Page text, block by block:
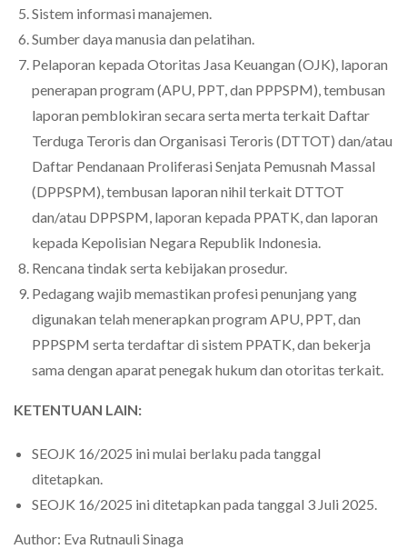
Sistem informasi manajemen.
Sumber daya manusia dan pelatihan.
Pelaporan kepada Otoritas Jasa Keuangan (OJK), laporan
penerapan program (APU, PPT, dan PPPSPM), tembusan
laporan pemblokiran secara serta merta terkait Daftar
Terduga Teroris dan Organisasi Teroris (DTTOT) dan/atau
Daftar Pendanaan Proliferasi Senjata Pemusnah Massal
(DPPSPM), tembusan laporan nihil terkait DTTOT
dan/atau DPPSPM, laporan kepada PPATK, dan laporan
kepada Kepolisian Negara Republik Indonesia.
Rencana tindak serta kebijakan prosedur.
Pedagang wajib memastikan profesi penunjang yang
digunakan telah menerapkan program APU, PPT, dan
PPPSPM serta terdaftar di sistem PPATK, dan bekerja
sama dengan aparat penegak hukum dan otoritas terkait.
KETENTUAN LAIN:
SEOJK 16/2025 ini mulai berlaku pada tanggal
ditetapkan.
SEOJK 16/2025 ini ditetapkan pada tanggal 3 Juli 2025.
Author: Eva Rutnauli Sinaga